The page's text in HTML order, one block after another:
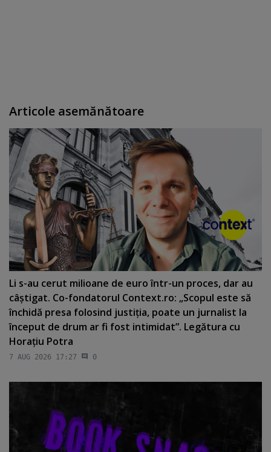
Articole asemănătoare
Li s-au cerut milioane de euro într-un proces, dar au
câştigat. Co-fondatorul Context.ro: „Scopul este să
închidă presa folosind justiţia, poate un jurnalist la
început de drum ar fi fost intimidat”. Legătura cu
Horaţiu Potra
7 AUG 2026 17:27 0